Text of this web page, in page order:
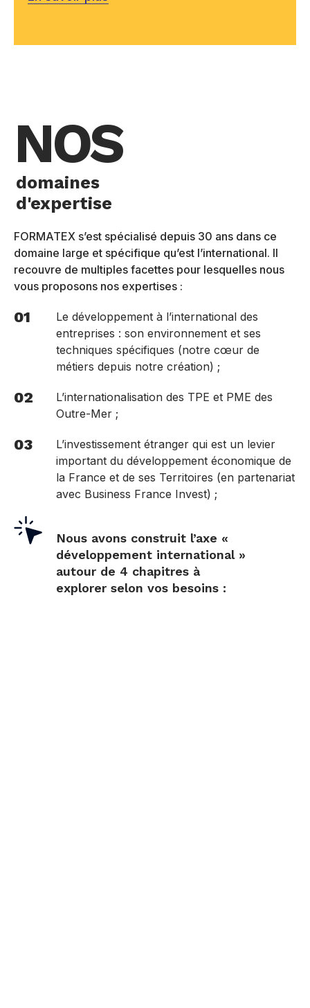
NOS
domaines
d'expertise
FORMATEX s’est spécialisé depuis 30 ans dans ce
domaine large et spécifique qu’est l’international. Il
recouvre de multiples facettes pour lesquelles nous
vous proposons nos expertises :
01
Le développement à l’international des
entreprises : son environnement et ses
techniques spécifiques (notre cœur de
métiers depuis notre création) ;
02
L’internationalisation des TPE et PME des
Outre-Mer ;
03
L’investissement étranger qui est un levier
important du développement économique de
la France et de ses Territoires (en partenariat
avec Business France Invest) ;​
Nous avons construit l’axe «
développement international »
autour de 4 chapitres à
explorer selon vos besoins :